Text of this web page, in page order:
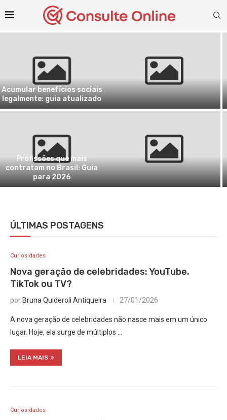
Nova geração de
celebridades: YouTube,
TikTok ou TV?
Programas de auditório:
ainda funcionam ou ficaram
no passado?
Esportes em crescimento no
Brasil: além do futebol
Assistir BBB26 ao vivo grátis
de forma legal e segura
ÚLTIMAS POSTAGENS
Curiosidades
Nova geração de celebridades: YouTube,
TikTok ou TV?
por Bruna Quideroli Antiqueira 27/01/2026
A nova geração de celebridades não nasce mais em um único
lugar. Hoje, ela surge de múltiplos …
LEIA MAIS
Curiosidades